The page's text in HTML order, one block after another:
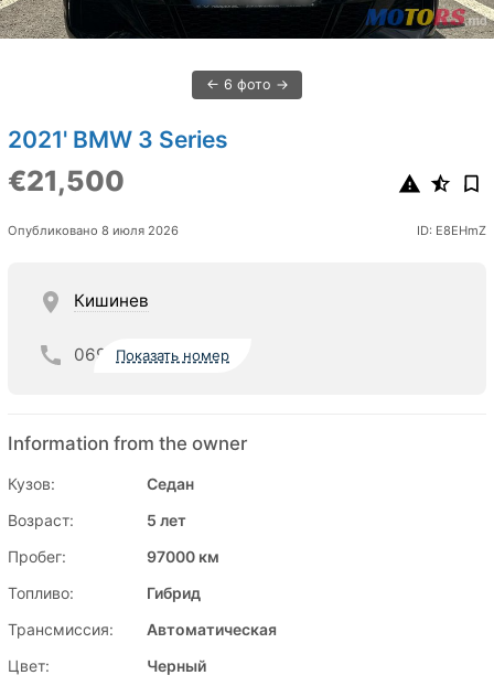
6 фото
2021' BMW 3 Series
€21,500
Опубликовано 8 июля 2026 ID: E8EHmZ
Кишинев
069 Показать номер
Information from the owner
Кузов:
Седан
Возраст:
5 лет
Пробег:
97000 км
Топливо:
Гибрид
Трансмиссия:
Автоматическая
Цвет:
Черный